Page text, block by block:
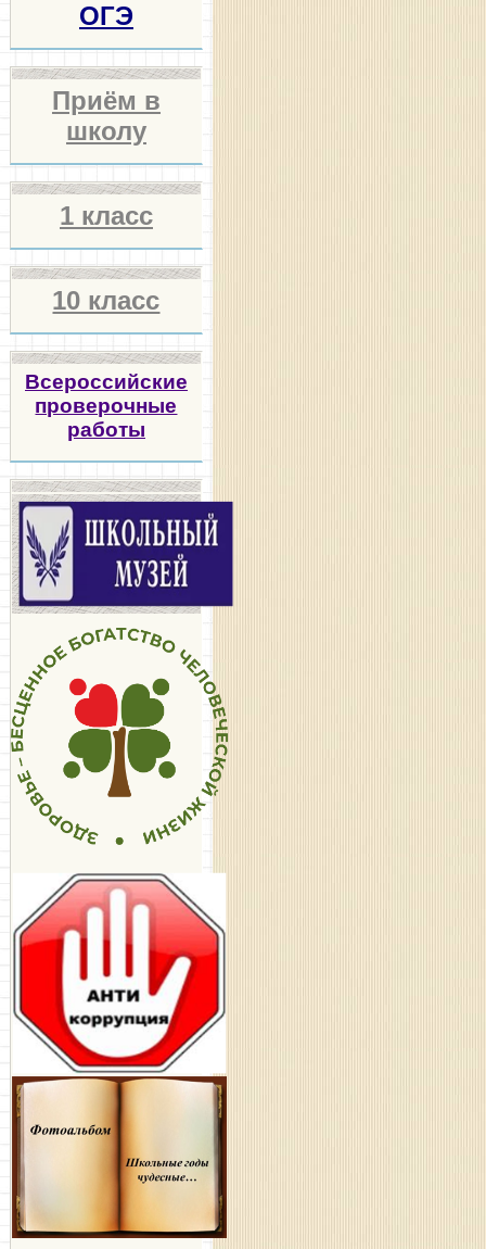
ОГЭ
Приём в
школу
1 класс
10 класс
Всероссийские
проверочные
работы